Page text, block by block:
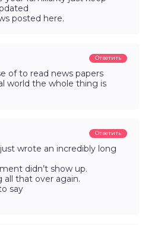
posted here.
Ответить
of to read news papers
world the whole thing is
Ответить
wrote an incredibly long
didn’t show up.
all that over again.
say